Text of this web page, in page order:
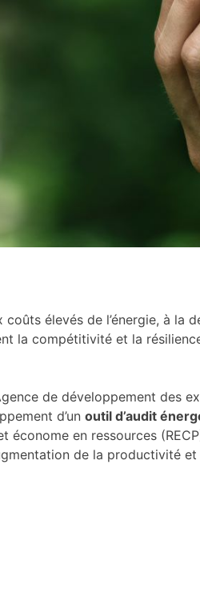
élevés de l’énergie, à la
la compétitivité et la
de développement
d’un outil d’audit
en ressources
de la productivité